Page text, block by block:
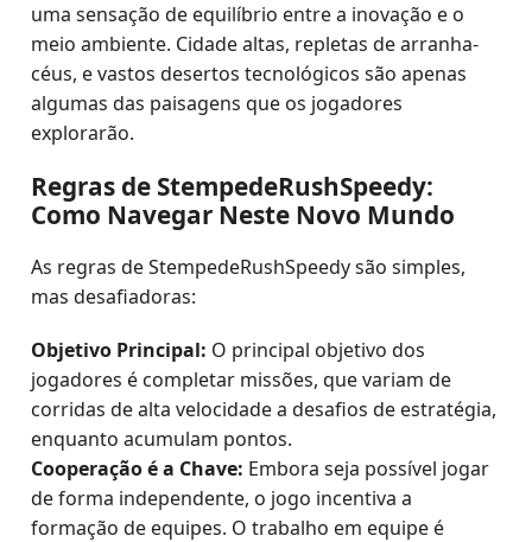
uma sensação de equilíbrio entre a inovação e o
meio ambiente. Cidade altas, repletas de arranha-
céus, e vastos desertos tecnológicos são apenas
algumas das paisagens que os jogadores
explorarão.
Regras de StempedeRushSpeedy:
Como Navegar Neste Novo Mundo
As regras de StempedeRushSpeedy são simples,
mas desafiadoras:
Objetivo Principal: O principal objetivo dos
jogadores é completar missões, que variam de
corridas de alta velocidade a desafios de estratégia,
enquanto acumulam pontos.
Cooperação é a Chave: Embora seja possível jogar
de forma independente, o jogo incentiva a
formação de equipes. O trabalho em equipe é